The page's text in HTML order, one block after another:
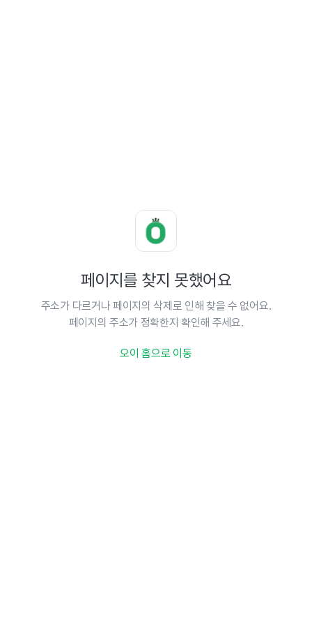
페이지를 찾지 못했어요
주소가 다르거나 페이지의 삭제로 인해 찾을 수 없어요.
페이지의 주소가 정확한지 확인해 주세요.
오이 홈으로 이동